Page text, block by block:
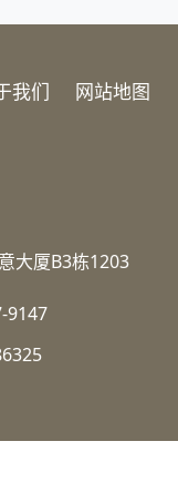
我们 网站地图
大厦B3栋1203
9147